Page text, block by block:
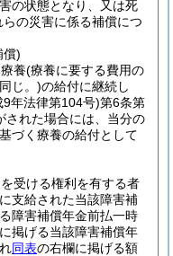
の状態となり、又は死
らの災害に係る補償につ
償)
養(療養に要する費用の
じ。)の給付に継続し
9年法律第104号)第6条第
された場合には、当分の
づく療養の給付として
受ける権利を有する者
支給された当該障害補
障害補償年金前払一時
掲げる当該障害補償年
同表の右欄に掲げる額